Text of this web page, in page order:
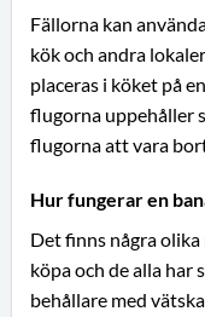
Fällorna kan
kök och andra
placeras i köket på
flugorna uppehåller
flugorna att vara
Hur fungerar en
Det finns några
köpa och de alla har
behållare med